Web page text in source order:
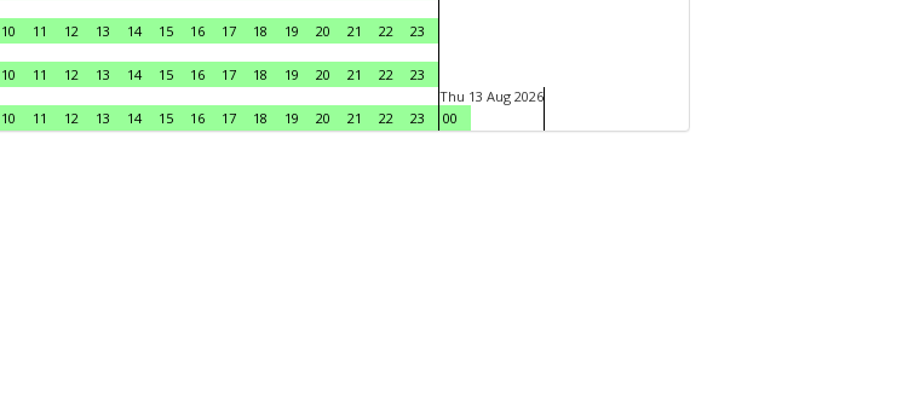
10 11 12 13 14 15 16 17 18 19 20 21 22
23
10 11 12 13 14 15 16 17 18 19 20 21 22
23
10 11 12 13 14 15 16 17 18 19 20 21 22 23
Thu 13 Aug 2026
00